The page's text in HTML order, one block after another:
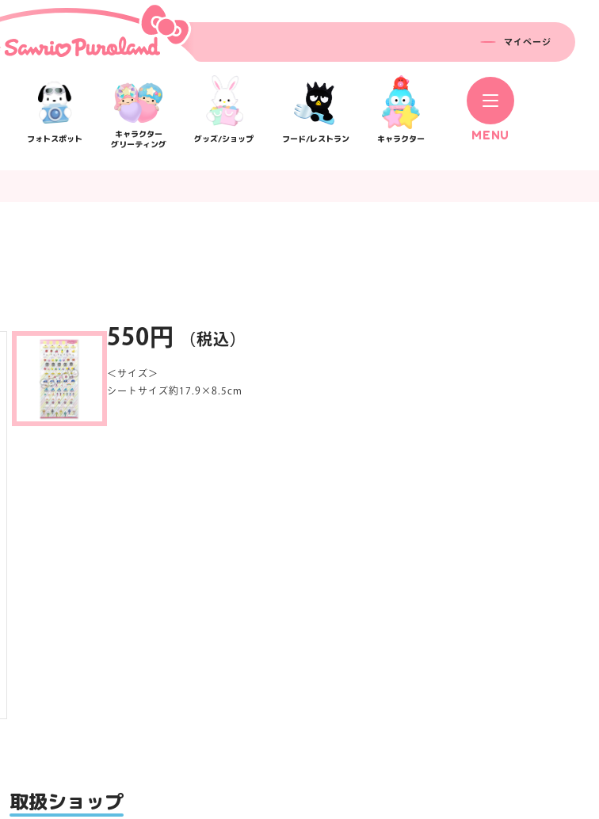
マイページ
MENU
フォトスポット
キャラクター
グリーティング
グッズ/ショップ フード/レストラン キャラクター
よくあるご質問
550円 （税込）
＜サイズ＞
シートサイズ約17.9×8.5cm
取扱ショップ